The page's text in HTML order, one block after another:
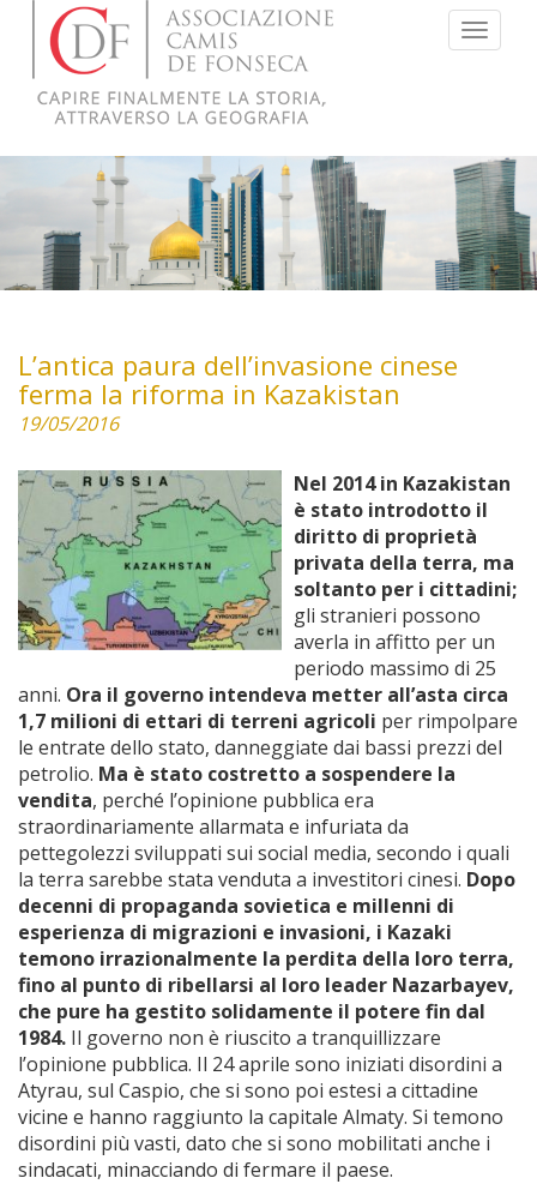
Menu
L’antica paura dell’invasione cinese
ferma la riforma in Kazakistan
19/05/2016
Nel 2014 in Kazakistan
è stato introdotto il
diritto di proprietà
privata della terra, ma
soltanto per i cittadini;
gli stranieri possono
averla in affitto per un
periodo massimo di 25
anni. Ora il governo intendeva metter all’asta circa
1,7 milioni di ettari di terreni agricoli per rimpolpare
le entrate dello stato, danneggiate dai bassi prezzi del
petrolio. Ma è stato costretto a sospendere la
vendita, perché l’opinione pubblica era
straordinariamente allarmata e infuriata da
pettegolezzi sviluppati sui social media, secondo i quali
la terra sarebbe stata venduta a investitori cinesi. Dopo
decenni di propaganda sovietica e millenni di
esperienza di migrazioni e invasioni, i Kazaki
temono irrazionalmente la perdita della loro terra,
fino al punto di ribellarsi al loro leader Nazarbayev,
che pure ha gestito solidamente il potere fin dal
1984. Il governo non è riuscito a tranquillizzare
l’opinione pubblica. Il 24 aprile sono iniziati disordini a
Atyrau, sul Caspio, che si sono poi estesi a cittadine
vicine e hanno raggiunto la capitale Almaty. Si temono
disordini più vasti, dato che si sono mobilitati anche i
sindacati, minacciando di fermare il paese.